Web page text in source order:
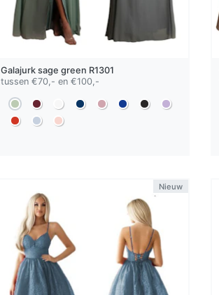
Galajurk sage green R1301
tussen €70,- en €100,-
Nieuw